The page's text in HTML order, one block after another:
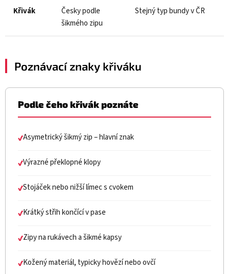
Křivák
Česky podle
šikmého zipu
Stejný typ bundy v ČR
Poznávací znaky křiváku
Podle čeho křivák poznáte
✔Asymetrický šikmý zip – hlavní znak
✔Výrazné překlopné klopy
✔Stojáček nebo nižší límec s cvokem
✔Krátký střih končící v pase
✔Zipy na rukávech a šikmé kapsy
✔Kožený materiál, typicky hovězí nebo ovčí